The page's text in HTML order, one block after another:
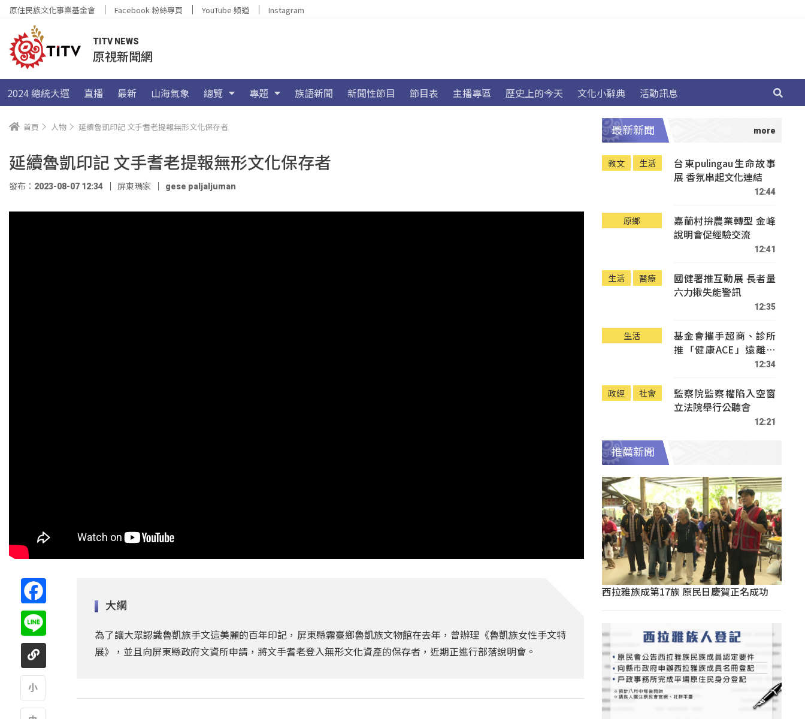
原住民族文化事業基金會 Facebook 粉絲專頁 YouTube 頻道 Instagram
TITV NEWS
原視新聞網
2024 總統大選 直播 最新 山海氣象 總覽 專題 族語新聞 新聞性節目 節目表 主播專區 歷史上的今天 文化小辭典 活動訊息
首頁 人物 延續魯凱印記 文手耆老提報無形文化保存者
延續魯凱印記 文手耆老提報無形文化保存者
發布：2023-08-07 12:34 屏東瑪家 gese paljaljuman
大綱
為了讓大眾認識魯凱族手文這美麗的百年印記，屏東縣霧臺鄉魯凱族文物館在去年，曾辦理《魯凱族女性手文特
展》，並且向屏東縣政府文資所申請，將文手耆老登入無形文化資產的保存者，近期正進行部落說明會。
最新新聞
教文 生活
台東pulingau生命故事
展 香氛串起文化連結
12:44
原鄉
嘉蘭村拚農業轉型 金峰
說明會促經驗交流
12:41
生活 醫療
國健署推互動展 長者量
六力揪失能警訊
12:35
生活
基金會攜手超商、診所
推「健康ACE」遠離疾
12:34
政經 社會
監察院監察權陷入空窗
立法院舉行公聽會
12:21
推薦新聞
西拉雅族成第17族 原民日慶賀正名成功